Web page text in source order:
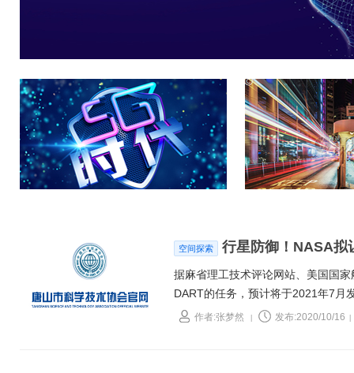
空间探索 行星防御！NASA拟
据麻省理工技术评论网站、美国国
DART的任务，预计将于2021年7
截近地小行星，从而改变小行星的
作者:张梦然 发布:2020/10/16